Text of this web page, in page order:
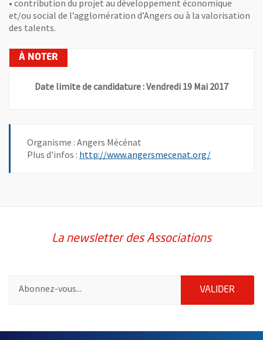
• contribution du projet au développement économique
et/ou social de l’agglomération d’Angers ou à la valorisation
des talents.
Date limite de candidature : Vendredi 19 Mai 2017
Organisme : Angers Mécénat
Plus d'infos : http://www.angersmecenat.org/, Ouvre une
La newsletter des Associations
VALIDER